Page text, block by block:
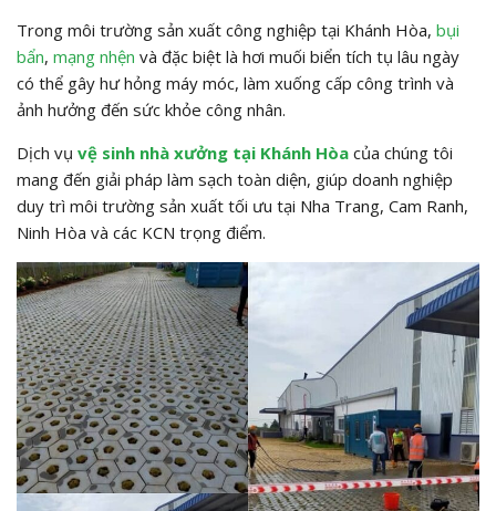
Trong môi trường sản xuất công nghiệp tại Khánh Hòa, bụi
bẩn, mạng nhện và đặc biệt là hơi muối biển tích tụ lâu ngày
có thể gây hư hỏng máy móc, làm xuống cấp công trình và
ảnh hưởng đến sức khỏe công nhân.
Dịch vụ vệ sinh nhà xưởng tại Khánh Hòa của chúng tôi
mang đến giải pháp làm sạch toàn diện, giúp doanh nghiệp
duy trì môi trường sản xuất tối ưu tại Nha Trang, Cam Ranh,
Ninh Hòa và các KCN trọng điểm.